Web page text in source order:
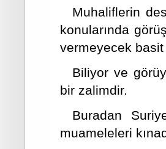
Muhaliflerin
konularında
vermeyecek basit
Biliyor ve
bir zalimdir.
Buradan
muameleleri